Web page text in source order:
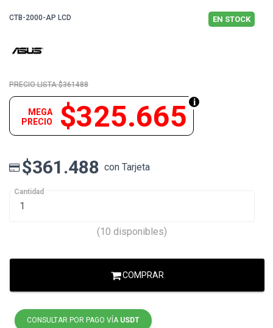
CTB-2000-AP LCD EN STOCK
$361488
$325.665
MEGA
PRECIO
$361.488 con Tarjeta
Cantidad
(10 disponibles)
COMPRAR
CONSULTAR POR PAGO VÍA USDT